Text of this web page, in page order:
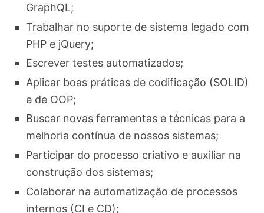
GraphQL;
Trabalhar no suporte de sistema legado com
PHP e jQuery;
Escrever testes automatizados;
Aplicar boas práticas de codificação (SOLID)
e de OOP;
Buscar novas ferramentas e técnicas para a
melhoria contínua de nossos sistemas;
Participar do processo criativo e auxiliar na
construção dos sistemas;
Colaborar na automatização de processos
internos (CI e CD);